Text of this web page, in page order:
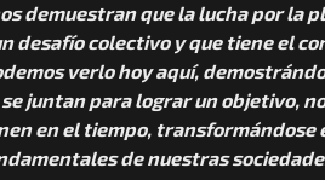
demuestran que la lucha por la
desafío colectivo y que tiene el
verlo hoy aquí,
juntan para lograr un objetivo,
en el tiempo,
de nuestras